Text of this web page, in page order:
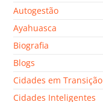
Autogestão
Ayahuasca
Biografia
Blogs
Cidades em Transição
Cidades Inteligentes